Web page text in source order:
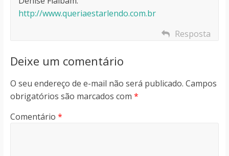
http://www.queriaestarlendo.com.br
Resposta
Deixe um comentário
O seu endereço de e-mail não será publicado. Campos
obrigatórios são marcados com *
Comentário *